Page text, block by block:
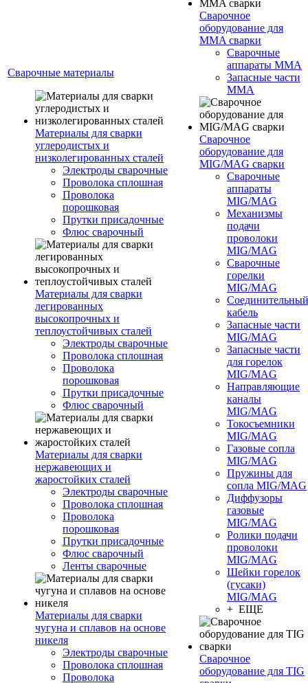
Сварочные материалы
Материалы для сварки
углеродистых и
низколегированных сталей
Электроды сварочные
Проволока сплошная
Проволока
порошковая
Прутки присадочные
Флюс сварочный
Материалы для сварки
легированных
высокопрочных и
теплоустойчивых сталей
Электроды сварочные
Проволока сплошная
Проволока
порошковая
Прутки присадочные
Флюс сварочный
Материалы для сварки
нержавеющих и
жаростойких сталей
Электроды сварочные
Проволока сплошная
Проволока
порошковая
Прутки присадочные
Флюс сварочный
Ленты сварочные
Материалы для сварки
чугуна и сплавов на основе
никеля
Электроды сварочные
Проволока сплошная
Проволока
Сварочное
оборудование для
MMA сварки
Сварочные
аппараты MMA
Запасные части
MMA
Сварочное
оборудование для
MIG/MAG сварки
Сварочные
аппараты
MIG/MAG
Механизмы
подачи
проволоки
MIG/MAG
Сварочные
горелки
MIG/MAG
Соединительный
кабель
Запасные части
MIG/MAG
Запасные части
для горелок
MIG/MAG
Направляющие
каналы
MIG/MAG
Токосъемники
MIG/MAG
Газовые сопла
MIG/MAG
Пружины для
сопла MIG/MAG
Диффузоры
газовые
MIG/MAG
Ролики подачи
проволоки
MIG/MAG
Шейки горелок
(гусаки)
MIG/MAG
+ ЕЩЕ
Сварочное
оборудование для TIG